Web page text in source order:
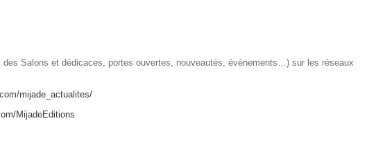
Salons et dédicaces, portes ouvertes, nouveautés, événements…) sur les réseaux
mijade_actualites/
MijadeEditions